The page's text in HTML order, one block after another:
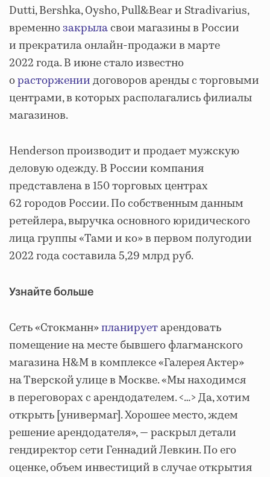
Dutti, Bershka, Oysho, Pull&Bear и Stradivarius,
временнозакрыласвои магазины в России
и прекратила онлайн-продажи в марте
2022 года. В июне стало известно
орасторжениидоговоров аренды с торговыми
центрами, в которых располагались филиалы
магазинов.
Henderson производит и продает мужскую
деловую одежду. В России компания
представлена в 150 торговых центрах
62 городов России. По собственным данным
ретейлера, выручка основного юридического
лица группы «Тами и ко» в первом полугодии
2022 года составила 5,29 млрд руб.
Узнайте больше
Сеть «Стокманн»планируетарендовать
помещение на месте бывшего флагманского
магазина H&M в комплексе «Галерея Актер»
на Тверской улице в Москве. «Мы находимся
в переговорах с арендодателем. <…> Да, хотим
открыть [универмаг]. Хорошее место, ждем
решение арендодателя», — раскрыл детали
гендиректор сети Геннадий Левкин. По его
оценке, объем инвестиций в случае открытия